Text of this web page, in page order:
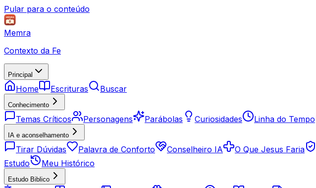
Pular para o conteúdo
Memra
Contexto da Fe
Principal
Home Escrituras Buscar
Conhecimento
Temas Críticos Personagens Parábolas Curiosidades Linha do Tempo
IA e aconselhamento
Tirar Dúvidas Palavra de Conforto Conselheiro IA O Que Jesus Faria
Estudo
Meu Histórico
Estudo Biblico